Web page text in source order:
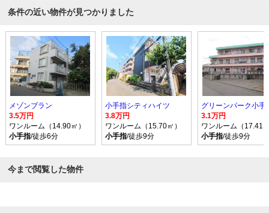
条件の近い物件が見つかりました
メゾンブラン
3.5万円
ワンルーム（14.90㎡）
小手指/徒歩6分
小手指シティハイツ
3.8万円
ワンルーム（15.70㎡）
小手指/徒歩9分
グリーンパーク小手
3.1万円
ワンルーム（17.41
小手指/徒歩9分
今まで閲覧した物件